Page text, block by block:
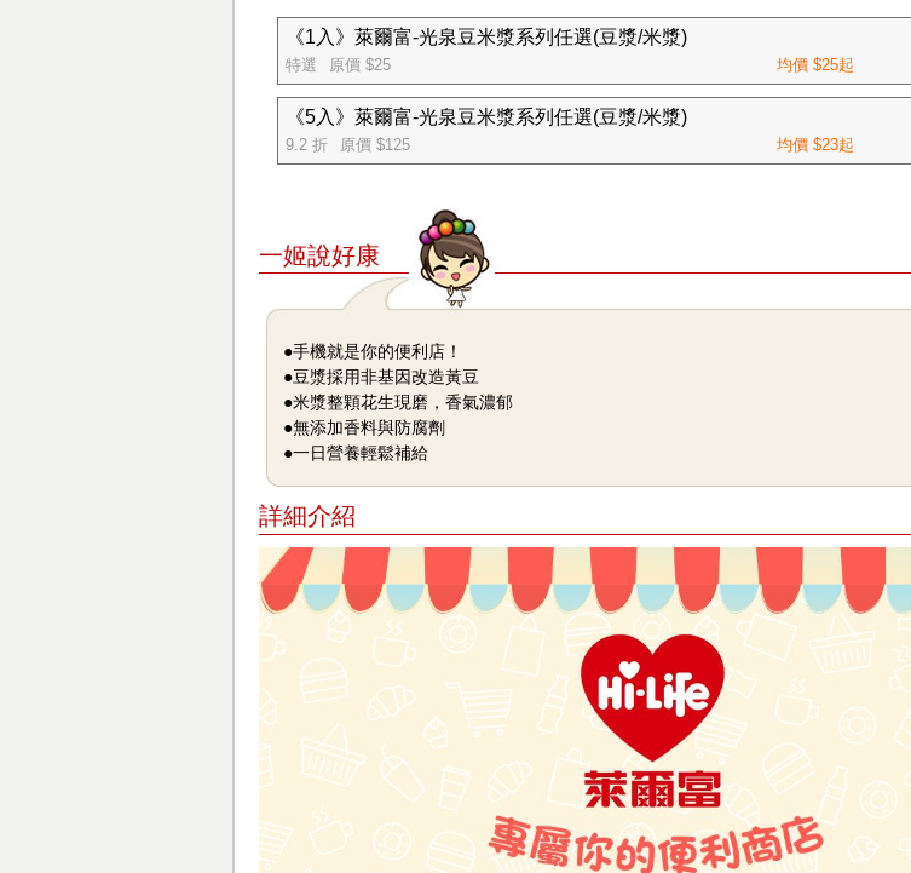
《1入》萊爾富-光泉豆米漿系列任選(豆漿/米漿)
特選 原價 $25 均價 $25起
《5入》萊爾富-光泉豆米漿系列任選(豆漿/米漿)
9.2 折 原價 $125 均價 $23起
一姬說好康
●手機就是你的便利店！
●豆漿採用非基因改造黃豆
●米漿整顆花生現磨，香氣濃郁
●無添加香料與防腐劑
●一日營養輕鬆補給
詳細介紹